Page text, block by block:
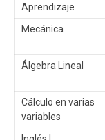
Aprendizaje
Mecánica
Álgebra Lineal
Cálculo en varias
variables